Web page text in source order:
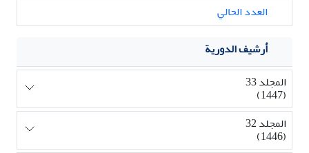
العدد الحالي
أرشيف الدورية
المجلد 33
(1447)
المجلد 32
(1446)